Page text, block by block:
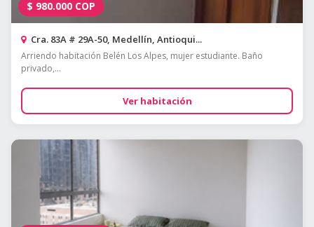
$ 980.000 COP
Cra. 83A # 29A-50, Medellín, Antioqui...
Arriendo habitación Belén Los Alpes, mujer estudiante. Baño
privado,...
Ver habitación